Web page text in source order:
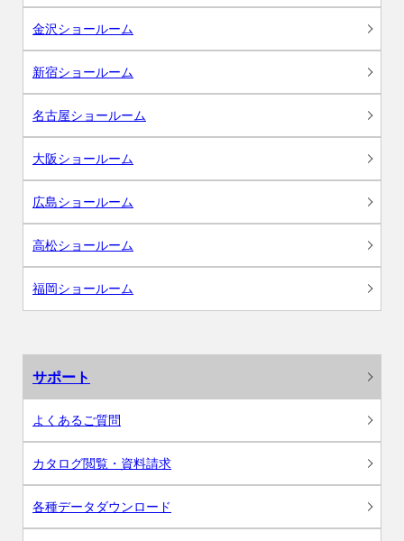
金沢ショールーム
新宿ショールーム
名古屋ショールーム
大阪ショールーム
広島ショールーム
高松ショールーム
福岡ショールーム
サポート
よくあるご質問
カタログ閲覧・資料請求
各種データダウンロード